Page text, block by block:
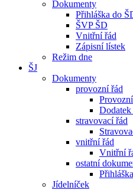
Dokumenty
Přihláška do
ŠVP ŠD
Vnitřní řád
Zápisní lístek
Režim dne
ŠJ
Dokumenty
provozní řád
Dodatek
stravovací řád
vnitřní řád
Vnitřní
ostatní
Jídelníček